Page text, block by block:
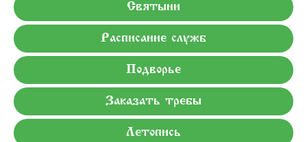
Святыни
Расписание служб
Подворье
Заказать требы
Летопись